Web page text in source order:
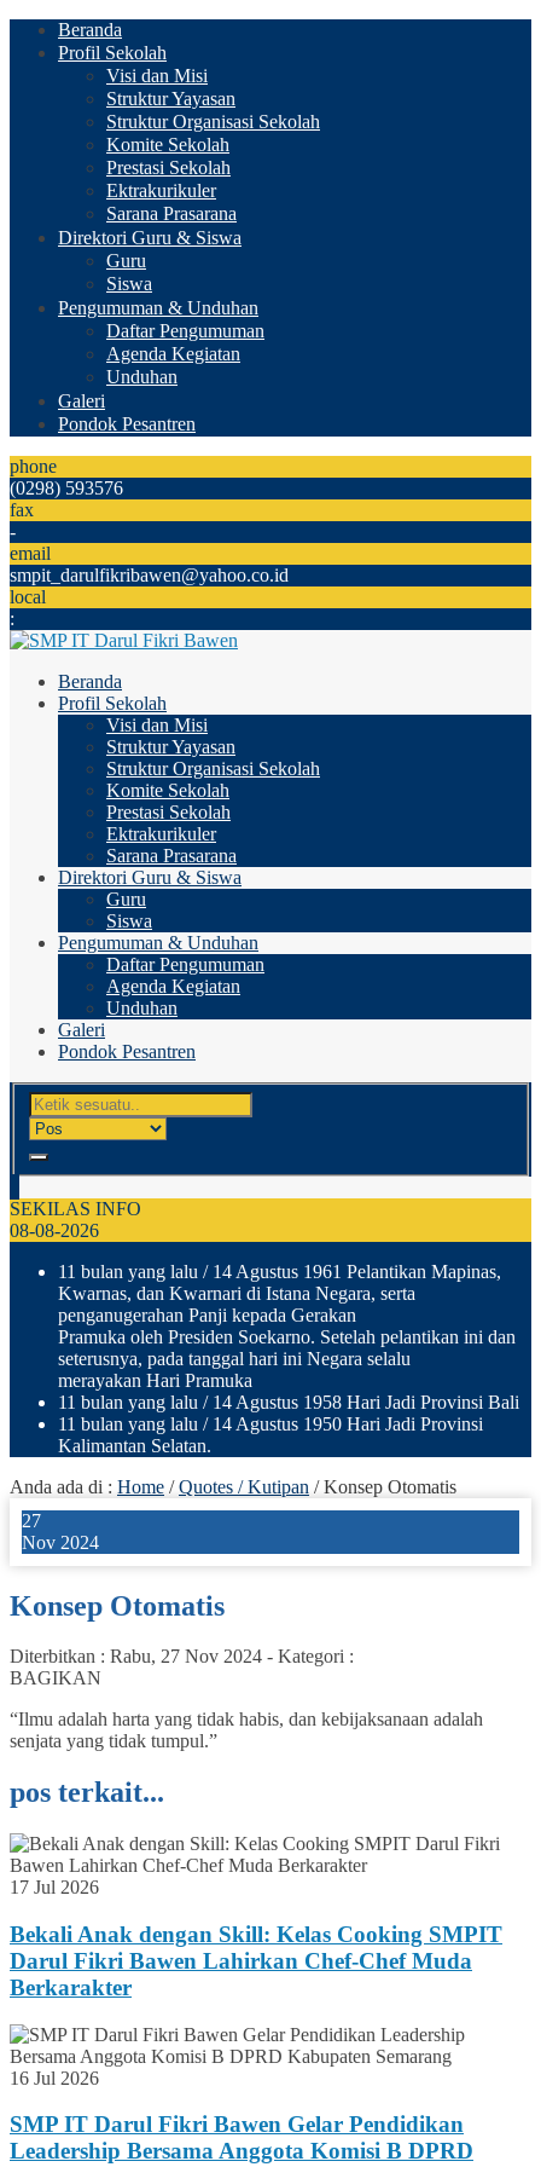
Beranda
Profil Sekolah
Visi dan Misi
Struktur Yayasan
Struktur Organisasi Sekolah
Komite Sekolah
Prestasi Sekolah
Ektrakurikuler
Sarana Prasarana
Direktori Guru & Siswa
Guru
Siswa
Pengumuman & Unduhan
Daftar Pengumuman
Agenda Kegiatan
Unduhan
Galeri
Pondok Pesantren
phone
(0298) 593576
fax
-
email
smpit_darulfikribawen@yahoo.co.id
local
:
Beranda
Profil Sekolah
Visi dan Misi
Struktur Yayasan
Struktur Organisasi Sekolah
Komite Sekolah
Prestasi Sekolah
Ektrakurikuler
Sarana Prasarana
Direktori Guru & Siswa
Guru
Siswa
Pengumuman & Unduhan
Daftar Pengumuman
Agenda Kegiatan
Unduhan
Galeri
Pondok Pesantren
SEKILAS INFO
08-08-2026
11 bulan yang lalu / 14 Agustus 1961 Pelantikan Mapinas,
Kwarnas, dan Kwarnari di Istana Negara, serta
penganugerahan Panji kepada Gerakan
Pramuka oleh Presiden Soekarno. Setelah pelantikan ini dan
seterusnya, pada tanggal hari ini Negara selalu
merayakan Hari Pramuka
11 bulan yang lalu / 14 Agustus 1958 Hari Jadi Provinsi Bali
11 bulan yang lalu / 14 Agustus 1950 Hari Jadi Provinsi
Kalimantan Selatan.
Anda ada di : Home /Quotes / Kutipan /Konsep Otomatis
27
Nov 2024
Konsep Otomatis
Diterbitkan : Rabu, 27 Nov 2024 - Kategori :
BAGIKAN
“Ilmu adalah harta yang tidak habis, dan kebijaksanaan adalah
senjata yang tidak tumpul.”
pos terkait...
17 Jul 2026
Bekali Anak dengan Skill: Kelas Cooking SMPIT
Darul Fikri Bawen Lahirkan Chef-Chef Muda
Berkarakter
16 Jul 2026
SMP IT Darul Fikri Bawen Gelar Pendidikan
Leadership Bersama Anggota Komisi B DPRD